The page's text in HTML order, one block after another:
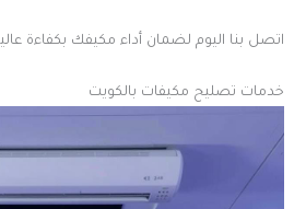
اتصل بنا اليوم لضمان أداء مكيفك بكفاءة
خدمات تصليح مكيفات بالكويت